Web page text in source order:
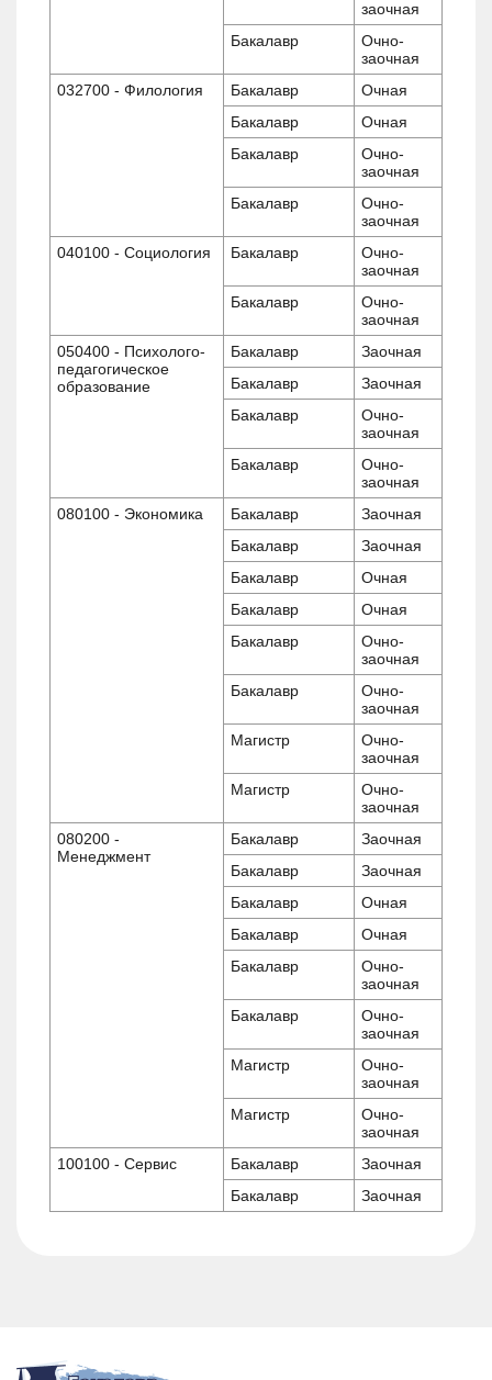
заочная
Бакалавр
Очно-
заочная
032700 - Филология
Бакалавр
Очная
Бакалавр
Очная
Бакалавр
Очно-
заочная
Бакалавр
Очно-
заочная
040100 - Социология
Бакалавр
Очно-
заочная
Бакалавр
Очно-
заочная
050400 - Психолого-
педагогическое
образование
Бакалавр
Заочная
Бакалавр
Заочная
Бакалавр
Очно-
заочная
Бакалавр
Очно-
заочная
080100 - Экономика
Бакалавр
Заочная
Бакалавр
Заочная
Бакалавр
Очная
Бакалавр
Очная
Бакалавр
Очно-
заочная
Бакалавр
Очно-
заочная
Магистр
Очно-
заочная
Магистр
Очно-
заочная
080200 -
Менеджмент
Бакалавр
Заочная
Бакалавр
Заочная
Бакалавр
Очная
Бакалавр
Очная
Бакалавр
Очно-
заочная
Бакалавр
Очно-
заочная
Магистр
Очно-
заочная
Магистр
Очно-
заочная
100100 - Сервис
Бакалавр
Заочная
Бакалавр
Заочная